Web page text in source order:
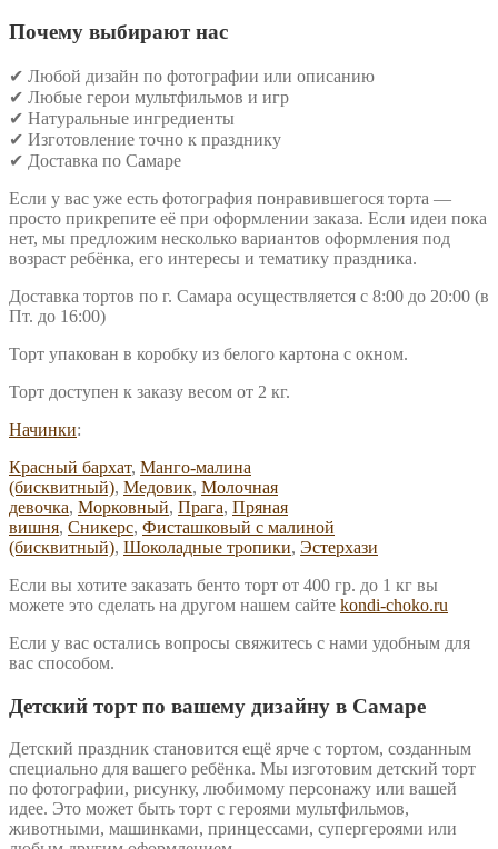
Почему выбирают нас
✔ Любой дизайн по фотографии или описанию
✔ Любые герои мультфильмов и игр
✔ Натуральные ингредиенты
✔ Изготовление точно к празднику
✔ Доставка по Самаре
Если у вас уже есть фотография понравившегося торта —
просто прикрепите её при оформлении заказа. Если идеи пока
нет, мы предложим несколько вариантов оформления под
возраст ребёнка, его интересы и тематику праздника.
Доставка тортов по г. Самара осуществляется с 8:00 до 20:00 (в
Пт. до 16:00)
Торт упакован в коробку из белого картона с окном.
Торт доступен к заказу весом от 2 кг.
Начинки:
Красный бархат, Манго-малина
(бисквитный), Медовик, Молочная
девочка, Морковный, Прага, Пряная
вишня, Сникерс, Фисташковый с малиной
(бисквитный), Шоколадные тропики, Эстерхази
Если вы хотите заказать бенто торт от 400 гр. до 1 кг вы
можете это сделать на другом нашем сайте kondi-choko.ru
Если у вас остались вопросы свяжитесь с нами удобным для
вас способом.
Детский торт по вашему дизайну в Самаре
Детский праздник становится ещё ярче с тортом, созданным
специально для вашего ребёнка. Мы изготовим детский торт
по фотографии, рисунку, любимому персонажу или вашей
идее. Это может быть торт с героями мультфильмов,
животными, машинками, принцессами, супергероями или